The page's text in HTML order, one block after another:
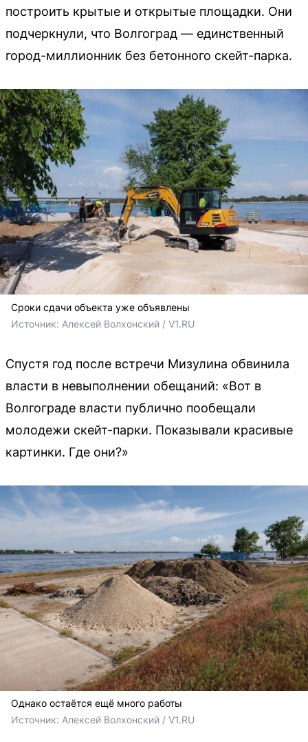
построить крытые и открытые площадки. Они
подчеркнули, что Волгоград — единственный
город-миллионник без бетонного скейт-парка.
Сроки сдачи объекта уже объявлены
Источник: Алексей Волхонский / V1.RU
Спустя год после встречи Мизулина обвинила
власти в невыполнении обещаний: «Вот в
Волгограде власти публично пообещали
молодежи скейт-парки. Показывали красивые
картинки. Где они?»
Однако остаётся ещё много работы
Источник: Алексей Волхонский / V1.RU